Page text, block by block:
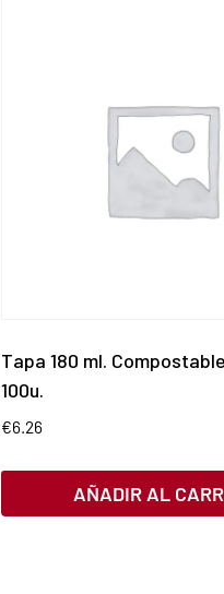
Tapa 180 ml.
100u.
€6.26
AÑADIR AL